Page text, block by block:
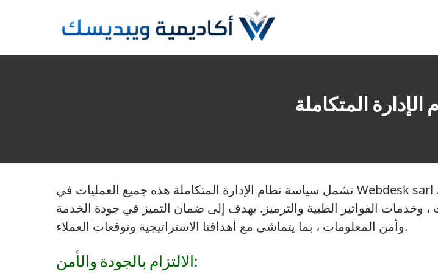
المتكاملة
تشمل سياسة نظام الإدارة المتكاملة هذه جميع العمليات في Webdesk sarl ، بما في ذلك تطوير البرمجيات ، وتطوير التطبيقات ، والتسويق
الفواتير الطبية والترميز. يهدف إلى ضمان التميز في جودة الخدمة
وأمن المعلومات ، بما يتماشى مع أهدافنا الاستراتيجية وتوقعات العملاء.
الالتزام بالجودة والأمن: